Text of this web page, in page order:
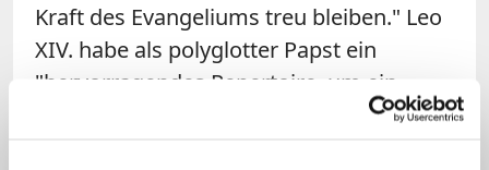
Kraft des Evangeliums treu bleiben." Leo
XIV. habe als polyglotter Papst ein
"hervorragendes Repertoire, um ein
Global Player zu sein, um sich im Dialog